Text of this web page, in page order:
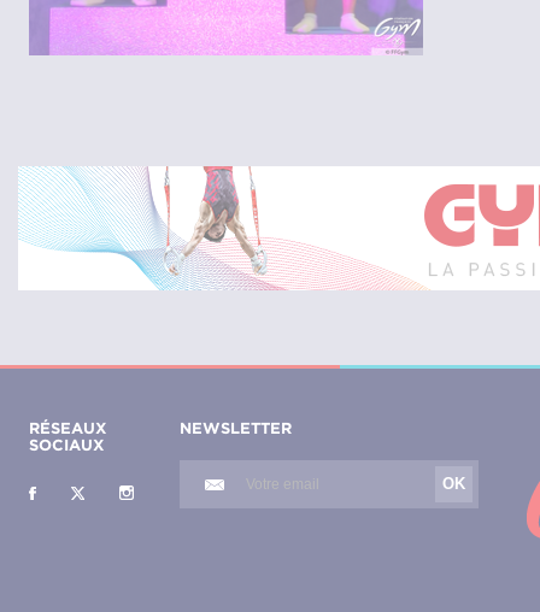
RÉSEAUX
SOCIAUX
NEWSLETTER
OK